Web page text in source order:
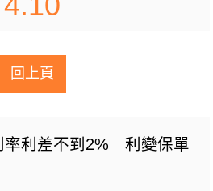
回上頁
率利差不到2% 利變保單